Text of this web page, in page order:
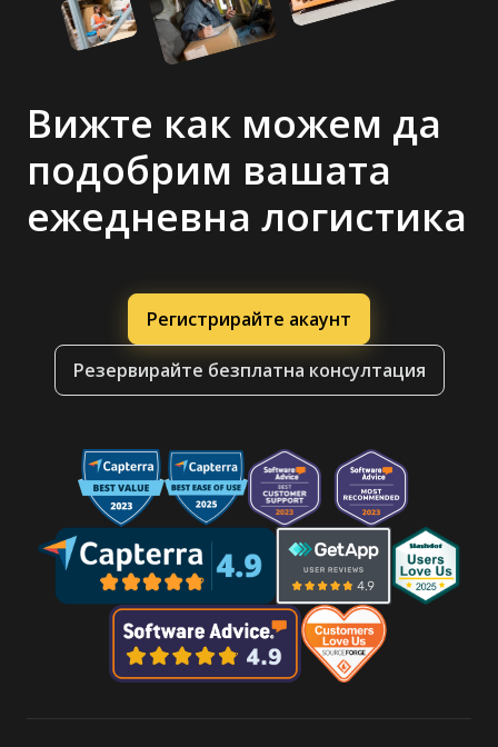
Вижте как можем да
подобрим вашата
ежедневна логистика
Регистрирайте акаунт
Резервирайте безплатна консултация